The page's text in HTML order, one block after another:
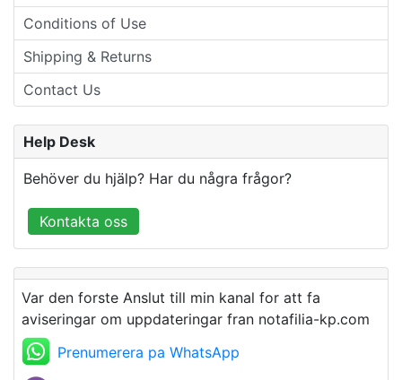
Conditions of Use
Shipping & Returns
Contact Us
Help Desk
Behöver du hjälp? Har du några frågor?
Kontakta oss
Var den forste Anslut till min kanal for att fa
aviseringar om uppdateringar fran notafilia-kp.com
Prenumerera pa WhatsApp